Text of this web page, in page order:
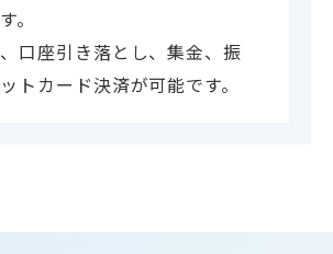
。
口座引き落とし、集金、振
トカード決済が可能です。